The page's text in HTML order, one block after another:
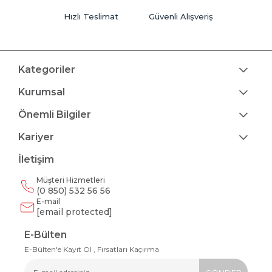
Hızlı Teslimat Güvenli Alışveriş
Kategoriler
Kurumsal
Önemli Bilgiler
Kariyer
İletişim
Müşteri Hizmetleri
(0 850) 532 56 56
E-mail
[email protected]
E-Bülten
E-Bülten'e Kayıt Ol , Fırsatları Kaçırma